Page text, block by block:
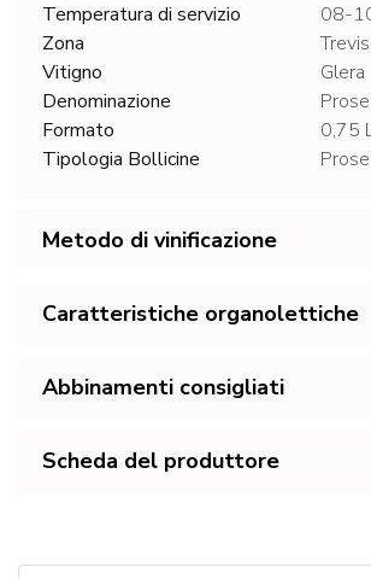
Temperatura di servizio
08-
Zona
Vitigno
Glera
Denominazione
Formato
0,75
Tipologia Bollicine
Metodo di vinificazione
Caratteristiche organolettiche
Abbinamenti consigliati
Scheda del produttore